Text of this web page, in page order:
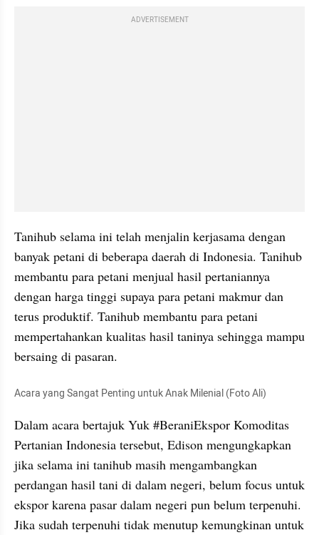
ADVERTISEMENT
Tanihub selama ini telah menjalin kerjasama dengan
banyak petani di beberapa daerah di Indonesia. Tanihub
membantu para petani menjual hasil pertaniannya
dengan harga tinggi supaya para petani makmur dan
terus produktif. Tanihub membantu para petani
mempertahankan kualitas hasil taninya sehingga mampu
bersaing di pasaran.
Acara yang Sangat Penting untuk Anak Milenial (Foto Ali)
Dalam acara bertajuk Yuk #BeraniEkspor Komoditas
Pertanian Indonesia tersebut, Edison mengungkapkan
jika selama ini tanihub masih mengambangkan
perdangan hasil tani di dalam negeri, belum focus untuk
ekspor karena pasar dalam negeri pun belum terpenuhi.
Jika sudah terpenuhi tidak menutup kemungkinan untuk